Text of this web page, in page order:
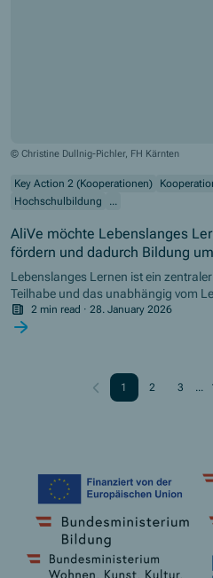
© Christine Dullnig-Pichler, FH Kärnten
Key Action 2 (Kooperationen)
Hochschulbildung
...
AliVe möchte Lebenslanges
fördern und dadurch Bildung
Lebenslanges Lernen ist ein
Teilhabe und das unabhängig vom
Erwachsene erleben laut EU-Studien
Zugang zu (hochschulischer)
altersinklusive Bildungsformate, die
unterstützen, sich selbstbestimmt
2 min read · 28. January 2026
1 2 3 ...